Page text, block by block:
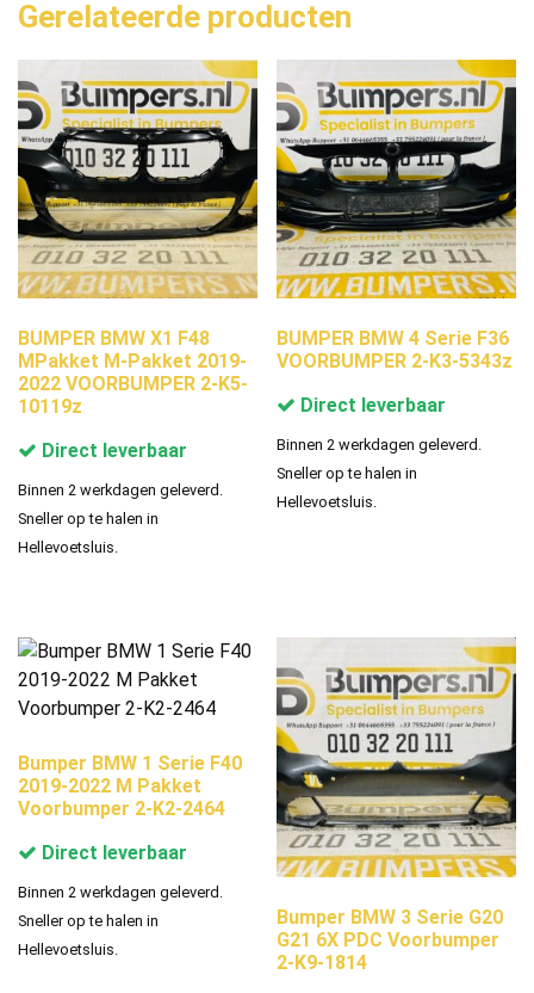
Gerelateerde producten
BUMPER BMW X1 F48
MPakket M-Pakket 2019-
2022 VOORBUMPER 2-K5-
10119z
Direct leverbaar
Binnen 2 werkdagen geleverd.
Sneller op te halen in
Hellevoetsluis.
BUMPER BMW 4 Serie F36
VOORBUMPER 2-K3-5343z
Direct leverbaar
Binnen 2 werkdagen geleverd.
Sneller op te halen in
Hellevoetsluis.
Bumper BMW 1 Serie F40
2019-2022 M Pakket
Voorbumper 2-K2-2464
Direct leverbaar
Binnen 2 werkdagen geleverd.
Sneller op te halen in
Hellevoetsluis.
Bumper BMW 3 Serie G20
G21 6X PDC Voorbumper
2-K9-1814